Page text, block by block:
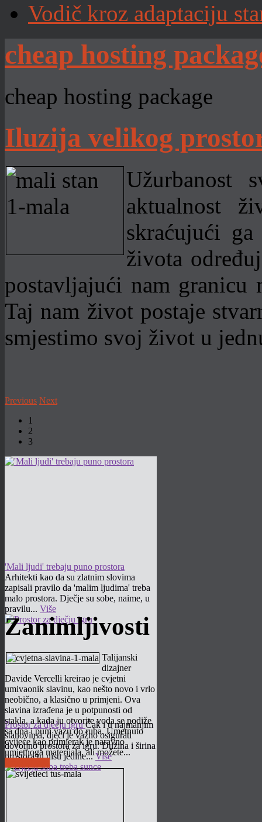
Vodič kroz adaptaciju
cheap hosting
cheap hosting package
Iluzija velikog
Užurbanost
aktualnost
skraćujući
života
postavljajući nam granicu
Taj nam život postaje
smjestimo svoj život u
Previous Next
1
2
3
'Mali ljudi' trebaju puno prostora
Arhitekti kao da su zlatnim slovima
zapisali pravilo da 'malim ljudima' treba
malo prostora. Dječje su sobe, naime, u
pravilu... Više
Prostor za dječju igruČak i u najmanjim
stanovima, djeci je važno osigurati
dovoljno prostora za igru. Dužina i širina
prostora tu nisu jedine...Više
Zanimljivosti
Talijanski
dizajner
Davide Vercelli kreirao je cvjetni
umivaonik slavinu, kao nešto novo i vrlo
neobično, a klasično u primjeni. Ova
slavina izrađena je u potpunosti od
stakla, a kada ju otvorite voda se podiže
sa dna i puni vazu do ruba. Umetnuto
cvijeće kao primjerak je naravno
umjetnoga materijala, ali možete...